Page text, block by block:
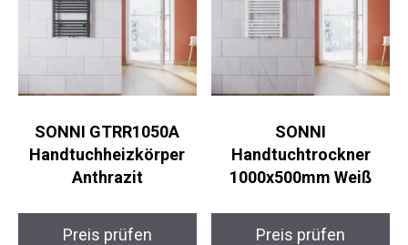
SONNI GTRR1050A
Handtuchheizkörper
Anthrazit
Preis prüfen
SONNI
Handtuchtrockner
1000x500mm Weiß
Preis prüfen